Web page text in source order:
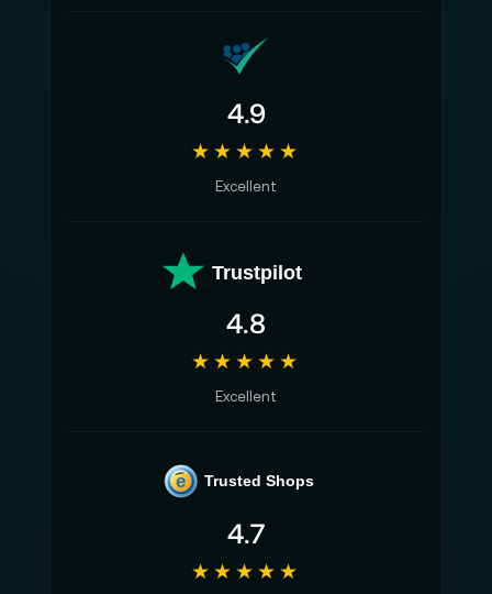
4.9
★★★★★
Excellent
Trustpilot
4.8
★★★★★
Excellent
e Trusted Shops
4.7
★★★★★